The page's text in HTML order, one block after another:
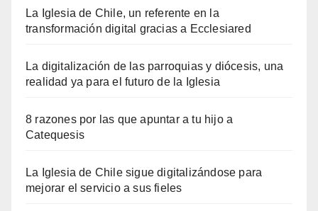
La Iglesia de Chile, un referente en la
transformación digital gracias a Ecclesiared
La digitalización de las parroquias y diócesis, una
realidad ya para el futuro de la Iglesia
8 razones por las que apuntar a tu hijo a
Catequesis
La Iglesia de Chile sigue digitalizándose para
mejorar el servicio a sus fieles